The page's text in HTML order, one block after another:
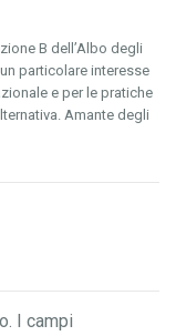
B dell’Albo degli
particolare interesse
e per le pratiche
Amante degli
I campi